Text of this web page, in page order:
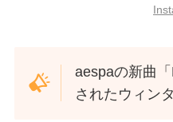
aespaの新曲
されたウィン